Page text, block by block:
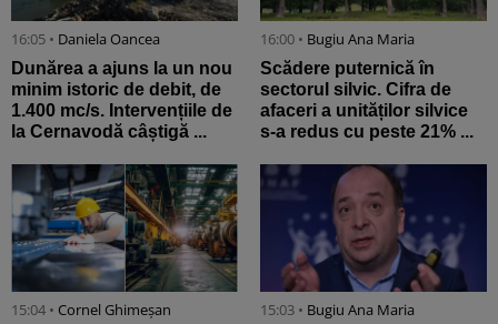
16:05 • Daniela Oancea
Dunărea a ajuns la un nou
minim istoric de debit, de
1.400 mc/s. Intervențiile de
la Cernavodă câștigă ...
16:00 • Bugiu ⁠Ana Maria
Scădere puternică în
sectorul silvic. Cifra de
afaceri a unităților silvice
s-a redus cu peste 21% ...
15:04 • Cornel Ghimeșan 15:03 • Bugiu ⁠Ana Maria